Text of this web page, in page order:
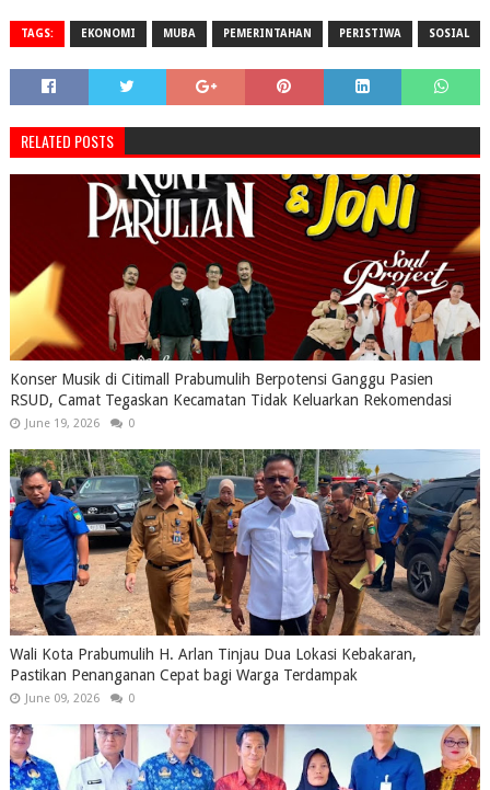
TAGS: EKONOMI MUBA PEMERINTAHAN PERISTIWA SOSIAL
RELATED POSTS
Konser Musik di Citimall Prabumulih Berpotensi Ganggu Pasien
RSUD, Camat Tegaskan Kecamatan Tidak Keluarkan Rekomendasi
June 19, 2026 0
Wali Kota Prabumulih H. Arlan Tinjau Dua Lokasi Kebakaran,
Pastikan Penanganan Cepat bagi Warga Terdampak
June 09, 2026 0